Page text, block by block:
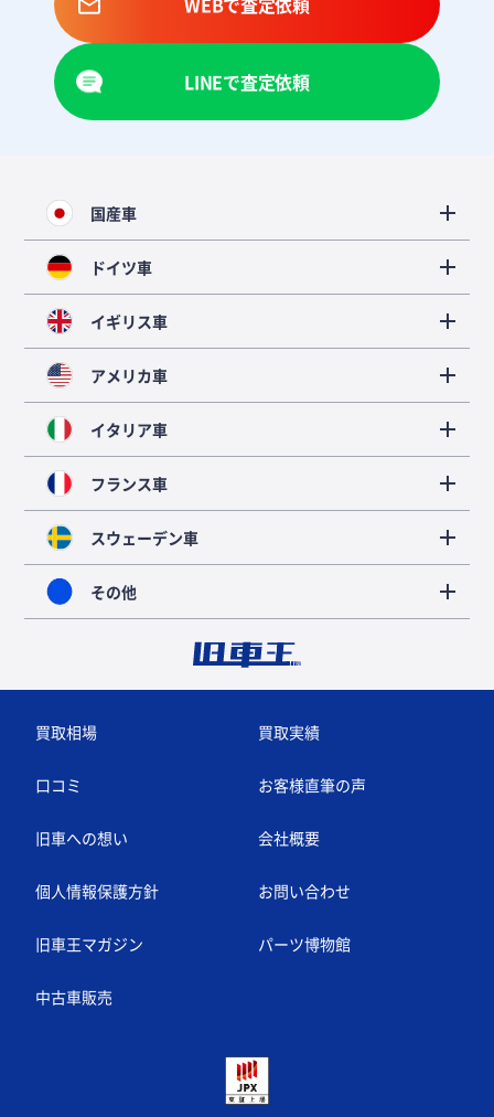
LINEで査定依頼
国産車
ドイツ車
イギリス車
アメリカ車
イタリア車
フランス車
スウェーデン車
その他
買取相場 買取実績
口コミ お客様直筆の声
旧車への想い 会社概要
個人情報保護方針 お問い合わせ
旧車王マガジン パーツ博物館
中古車販売